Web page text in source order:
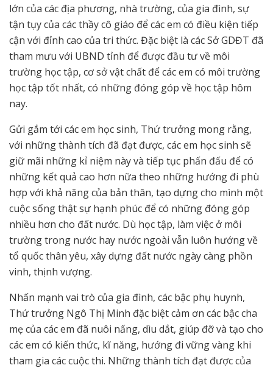
lớn của các địa phương, nhà trường, của gia đình, sự
tận tụy của các thầy cô giáo để các em có điều kiện tiếp
cận với đỉnh cao của tri thức. Đặc biệt là các Sở GDĐT đã
tham mưu với UBND tỉnh để được đầu tư về môi
trường học tập, cơ sở vật chất để các em có môi trường
học tập tốt nhất, có những đóng góp về học tập hôm
nay.
Gửi gắm tới các em học sinh, Thứ trưởng mong rằng,
với những thành tích đã đạt được, các em học sinh sẽ
giữ mãi những kỉ niệm này và tiếp tục phấn đấu để có
những kết quả cao hơn nữa theo những hướng đi phù
hợp với khả năng của bản thân, tạo dựng cho mình một
cuộc sống thật sự hạnh phúc để có những đóng góp
nhiều hơn cho đất nước. Dù học tập, làm việc ở môi
trường trong nước hay nước ngoài vẫn luôn hướng về
tổ quốc thân yêu, xây dựng đất nước ngày càng phồn
vinh, thịnh vượng.
Nhấn mạnh vai trò của gia đình, các bậc phụ huynh,
Thứ trưởng Ngô Thị Minh đặc biệt cảm ơn các bậc cha
mẹ của các em đã nuôi nấng, dìu dắt, giúp đỡ và tạo cho
các em có kiến thức, kĩ năng, hướng đi vững vàng khi
tham gia các cuộc thi. Những thành tích đạt được của